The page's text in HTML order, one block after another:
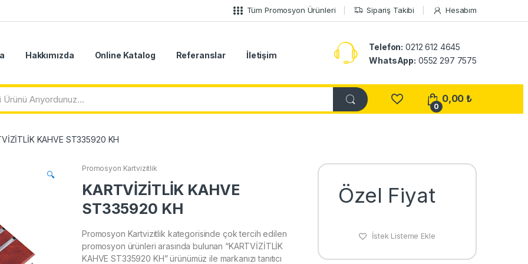
Tüm Promosyon Ürünleri Sipariş Takibi Hesabım
Hakkımızda Online Katalog Referanslar İletişim
Telefon: 0212 612 4645
WhatsApp: 0552 297 7575
0
0,00₺
KAHVE ST335920 KH
🔍
Promosyon Kartvizitlik
KARTVİZİTLİK KAHVE
ST335920 KH
Promosyon Kartvizitlik kategorisinde çok tercih edilen
promosyon ürünleri arasında bulunan “KARTVİZİTLİK
KAHVE ST335920 KH” ürünümüz ile markanızı tanıtıcı
Özel Fiyat
İstek Listeme Ekle